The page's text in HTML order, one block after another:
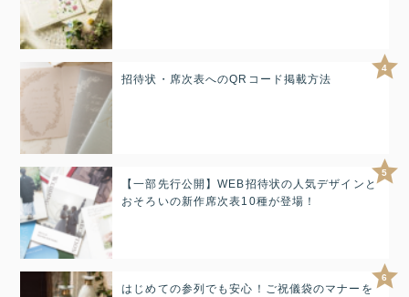
4
招待状・席次表へのQRコード掲載方法
5
【一部先行公開】WEB招待状の人気デザインと
おそろいの新作席次表10種が登場！
6
はじめての参列でも安心！ご祝儀袋のマナーを